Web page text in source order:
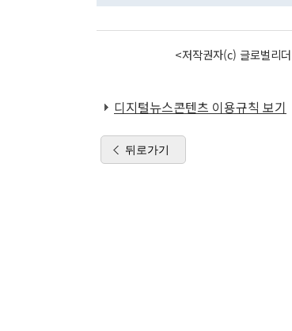
<저작권자(c) 글로벌리
디지털뉴스콘텐츠 이용규칙 보기
뒤로가기